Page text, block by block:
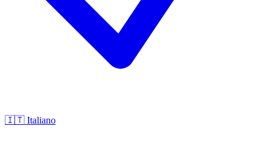
🇮🇹 Italiano